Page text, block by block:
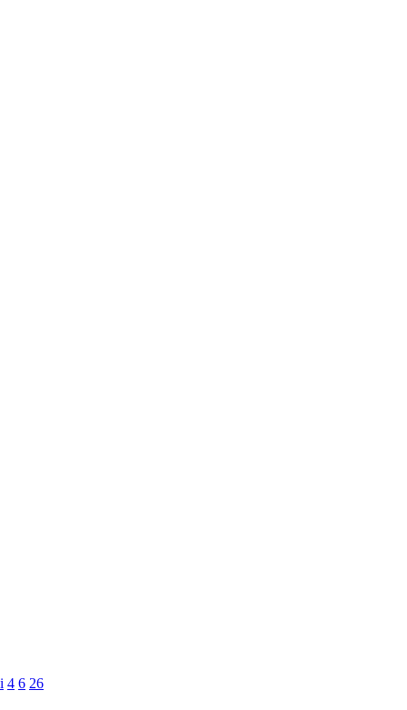
i 4 6 26